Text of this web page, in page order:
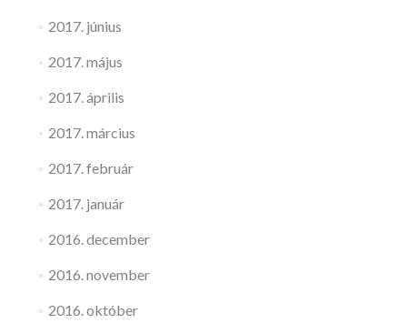
2017. június
2017. május
2017. április
2017. március
2017. február
2017. január
2016. december
2016. november
2016. október